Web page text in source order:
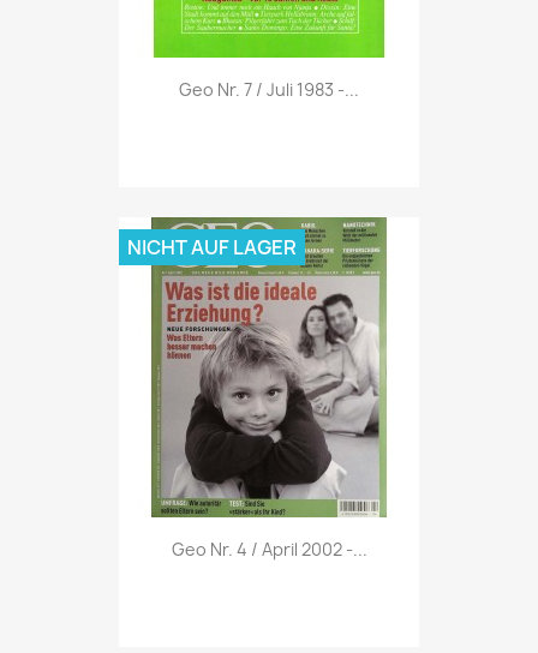
 Vorschau
Geo Nr. 7 / Juli 1983 -...
 Vorschau
Geo Nr. 4 / April 2002 -...
NICHT AUF LAGER